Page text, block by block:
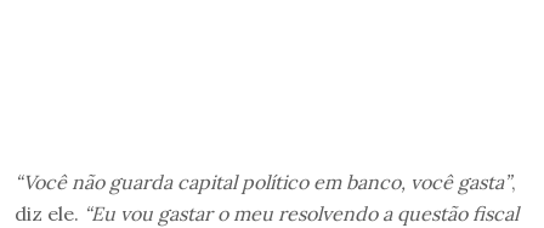
“Você não guarda capital político em banco, você gasta”,
diz ele. “Eu vou gastar o meu resolvendo a questão fiscal